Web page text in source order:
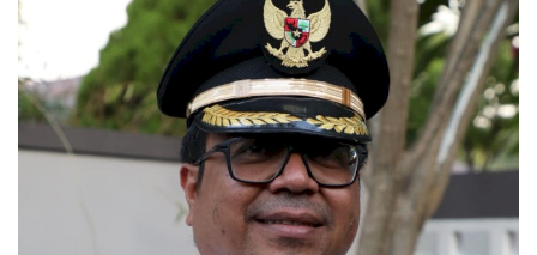
LENSA
ADVETORIAL
OPINI